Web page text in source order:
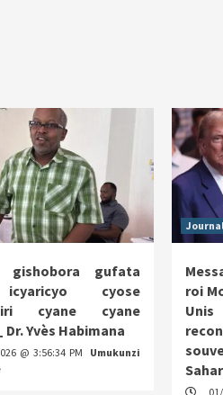
gishobora gufata
cyose
cyane cyane
Dr. Yvès Habimana
@ 3:56:34 PM
Umukunzi
roi